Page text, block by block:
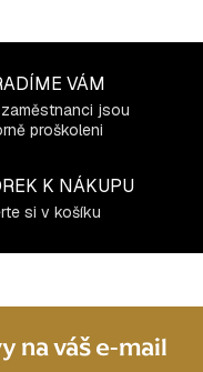
VÁM
jsou
proškoleni
K NÁKUPU
si v košíku
na váš e-mail